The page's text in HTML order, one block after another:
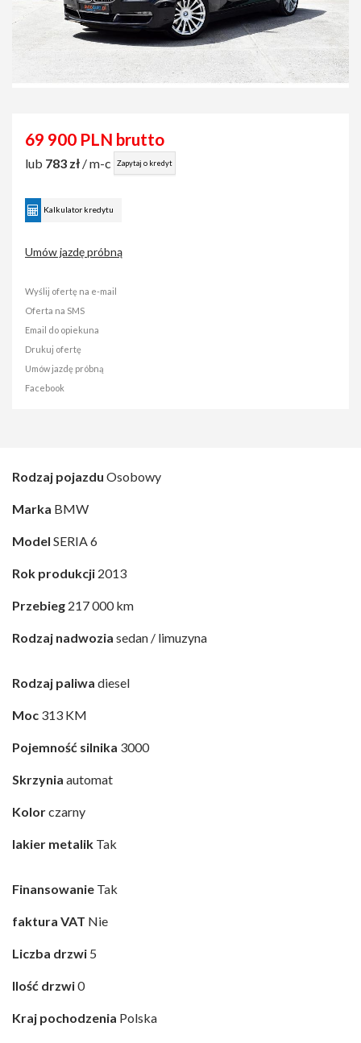
69 900 PLN brutto
lub 783 zł / m-c Zapytaj o kredyt
Kalkulator kredytu
Umów jazdę próbną
Wyślij ofertę na e-mail
Oferta na SMS
Email do opiekuna
Drukuj ofertę
Umów jazdę próbną
Facebook
Rodzaj pojazdu Osobowy
Marka BMW
Model SERIA 6
Rok produkcji 2013
Przebieg 217 000 km
Rodzaj nadwozia sedan / limuzyna
Rodzaj paliwa diesel
Moc 313 KM
Pojemność silnika 3000
Skrzynia automat
Kolorczarny
lakier metalik Tak
Finansowanie Tak
faktura VAT Nie
Liczba drzwi 5
Ilość drzwi0
Kraj pochodzenia Polska